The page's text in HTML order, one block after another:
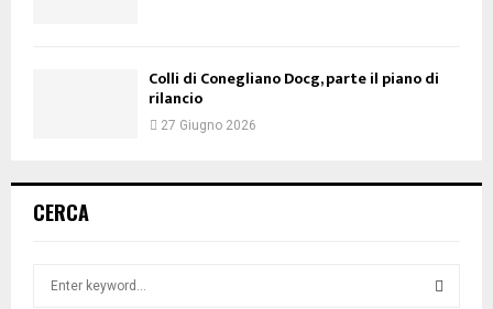
Colli di Conegliano Docg, parte il piano di
rilancio
27 Giugno 2026
CERCA